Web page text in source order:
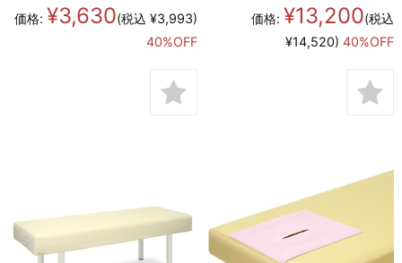
価格: ¥3,630(税込 ¥3,993)
40%OFF
価格: ¥13,200(税込
¥14,520) 40%OFF